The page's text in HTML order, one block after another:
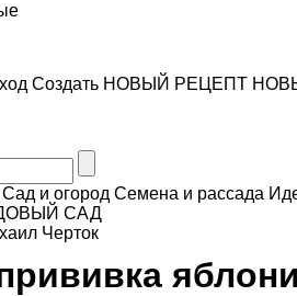
Создать НОВЫЙ РЕЦЕПТ
Сад и огород Семена и рассада
САД
Черток